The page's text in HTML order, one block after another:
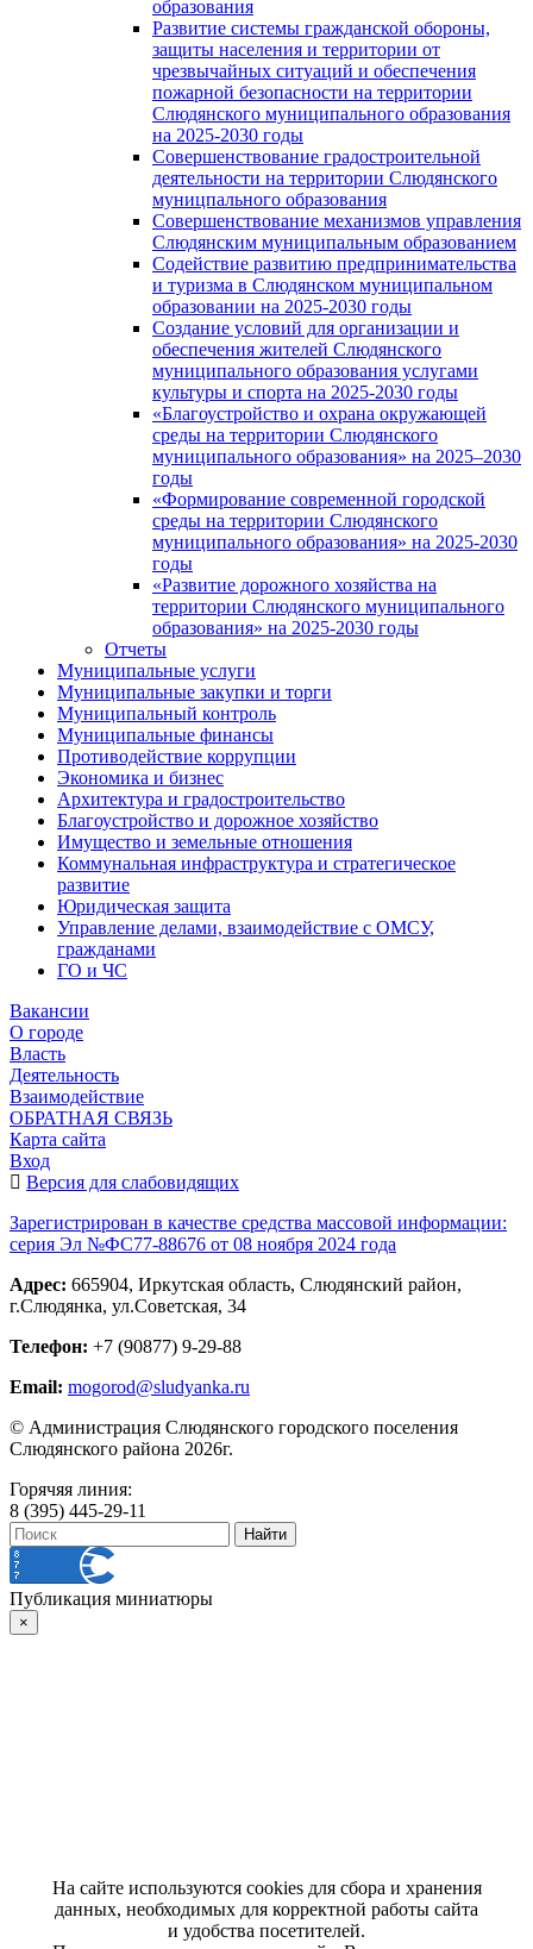
образования
Развитие системы гражданской обороны,
защиты населения и территории от
чрезвычайных ситуаций и обеспечения
пожарной безопасности на территории
Слюдянского муниципального образования
на 2025-2030 годы
Совершенствование градостроительной
деятельности на территории Слюдянского
муницпального образования
Совершенствование механизмов управления
Слюдянским муниципальным образованием
Содействие развитию предпринимательства
и туризма в Слюдянском муниципальном
образовании на 2025-2030 годы
Создание условий для организации и
обеспечения жителей Слюдянского
муниципального образования услугами
культуры и спорта на 2025-2030 годы
«Благоустройство и охрана окружающей
среды на территории Слюдянского
муниципального образования» на 2025–2030
годы
«Формирование современной городской
среды на территории Слюдянского
муниципального образования» на 2025-2030
годы
«Развитие дорожного хозяйства на
территории Слюдянского муниципального
образования» на 2025-2030 годы
Отчеты
Муниципальные услуги
Муниципальные закупки и торги
Муниципальный контроль
Муниципальные финансы
Противодействие коррупции
Экономика и бизнес
Архитектура и градостроительство
Благоустройство и дорожное хозяйство
Имущество и земельные отношения
Коммунальная инфраструктура и стратегическое
развитие
Юридическая защита
Управление делами, взаимодействие с ОМСУ,
гражданами
ГО и ЧС
Вакансии
О городе
Власть
Деятельность
Взаимодействие
ОБРАТНАЯ СВЯЗЬ
Карта сайта
Вход
Версия для слабовидящих
Зарегистрирован в качестве средства массовой информации:
серия Эл №ФС77-88676 от 08 ноября 2024 года
Адрес: 665904, Иркутская область, Слюдянский район,
г.Слюдянка, ул.Советская, 34
Телефон: +7 (90877) 9-29-88
Email: mogorod@sludyanka.ru
© Администрация Слюдянского городского поселения
Слюдянского района 2026г.
Горячяя линия:
8 (395) 445-29-11
Публикация миниатюры
×
На сайте используются cookies для сбора и хранения
данных, необходимых для корректной работы сайта
и удобства посетителей.